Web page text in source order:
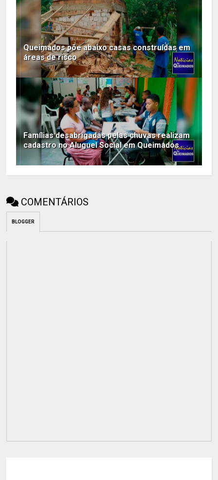
Queimados põe abaixo casas construídas em
áreas de risco
Famílias desabrigadas pelas chuvas realizam
cadastro no Aluguel Social em Queimados
COMENTÁRIOS
BLOGGER